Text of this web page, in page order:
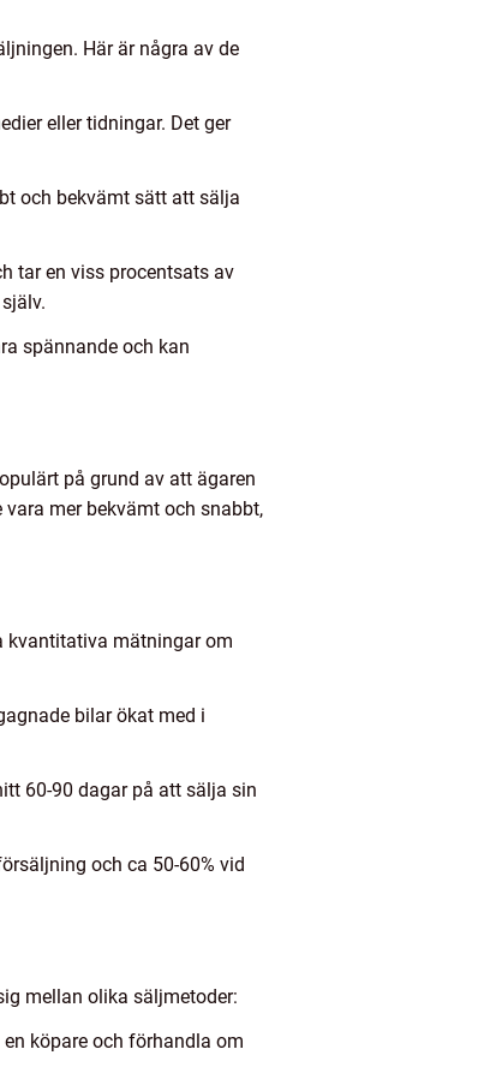
Här är några av de
eller tidningar. Det ger
och bekvämt sätt att sälja
tar en viss procentsats av
spännande och kan
på grund av att ägaren
mer bekvämt och snabbt,
kvantitativa mätningar om
bilar ökat med i
60-90 dagar på att sälja sin
och ca 50-60% vid
mellan olika säljmetoder:
köpare och förhandla om